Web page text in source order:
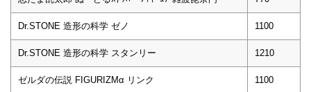
Dr.STONE 造形の科学 ゼノ 1100
Dr.STONE 造形の科学 スタンリー 1210
ゼルダの伝説 FIGURIZMα リンク 1100